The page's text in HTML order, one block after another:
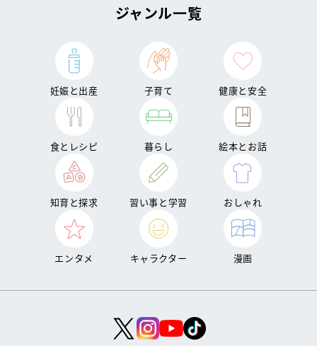
ジャンル一覧
妊娠と出産 子育て 健康と安全
食とレシピ 暮らし 絵本とお話
知育と探求 習い事と学習 おしゃれ
エンタメ キャラクター 漫画